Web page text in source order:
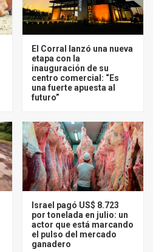
El Corral lanzó una nueva
etapa con la
inauguración de su
centro comercial: “Es
una fuerte apuesta al
futuro”
Israel pagó US$ 8.723
por tonelada en julio: un
actor que está marcando
el pulso del mercado
ganadero